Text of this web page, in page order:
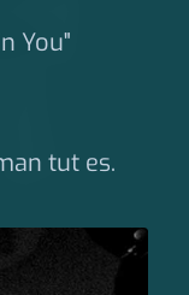
You"
tut es.